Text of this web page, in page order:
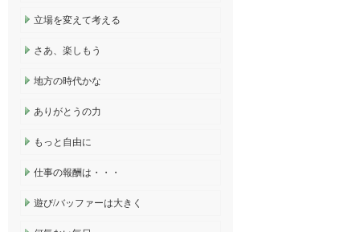
立場を変えて考える
さあ、楽しもう
地方の時代かな
ありがとうの力
もっと自由に
仕事の報酬は・・・
遊び/バッファーは大きく